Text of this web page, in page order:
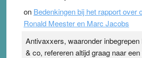
on Bedenkingen bij het rapport over
Ronald Meester en Marc Jacobs
Antivaxxers, waaronder
& co, refereren altijd graag naar